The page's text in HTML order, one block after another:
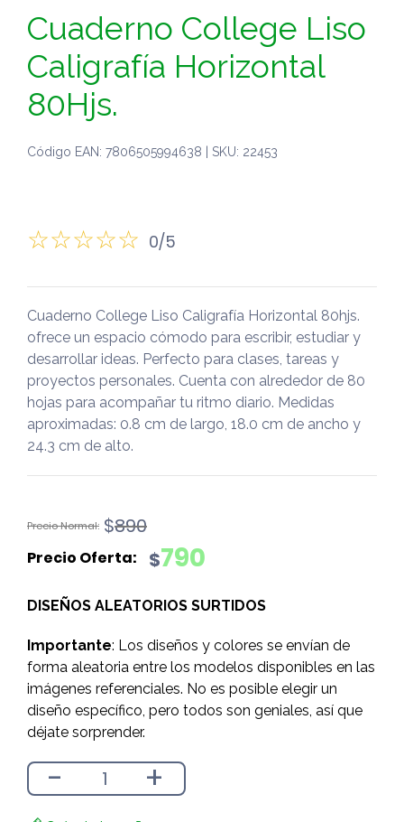
Cuaderno College Liso
Caligrafía Horizontal
80Hjs.
Código EAN: 7806505994638 | SKU: 22453
0/5
Cuaderno College Liso Caligrafía Horizontal 80hjs.
ofrece un espacio cómodo para escribir, estudiar y
desarrollar ideas. Perfecto para clases, tareas y
proyectos personales. Cuenta con alrededor de 80
hojas para acompañar tu ritmo diario. Medidas
aproximadas: 0.8 cm de largo, 18.0 cm de ancho y
24.3 cm de alto.
$890
El
original
$890.
$790
El
actual
$790.
DISEÑOS ALEATORIOS SURTIDOS
Importante: Los diseños y colores se envían de
forma aleatoria entre los modelos disponibles en las
imágenes referenciales. No es posible elegir un
diseño específico, pero todos son geniales, así que
déjate sorprender.
- +